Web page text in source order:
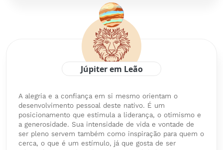
Júpiter em Leão
A alegria e a confiança em si mesmo orientam o
desenvolvimento pessoal deste nativo. É um
posicionamento que estimula a liderança, o otimismo e
a generosidade. Sua intensidade de vida e vontade de
ser pleno servem também como inspiração para quem o
cerca, o que é um estímulo, já que gosta de ser